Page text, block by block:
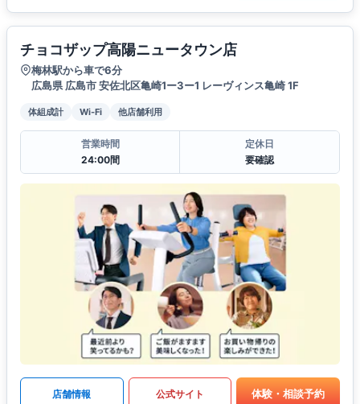
チョコザップ高陽ニュータウン店
梅林駅から車で6分
広島県 広島市 安佐北区亀崎1ー3ー1 レーヴィンス亀崎 1F
体組成計 Wi-Fi 他店舗利用
営業時間
24:00間
定休日
要確認
店舗情報 公式サイト 体験・相談予約